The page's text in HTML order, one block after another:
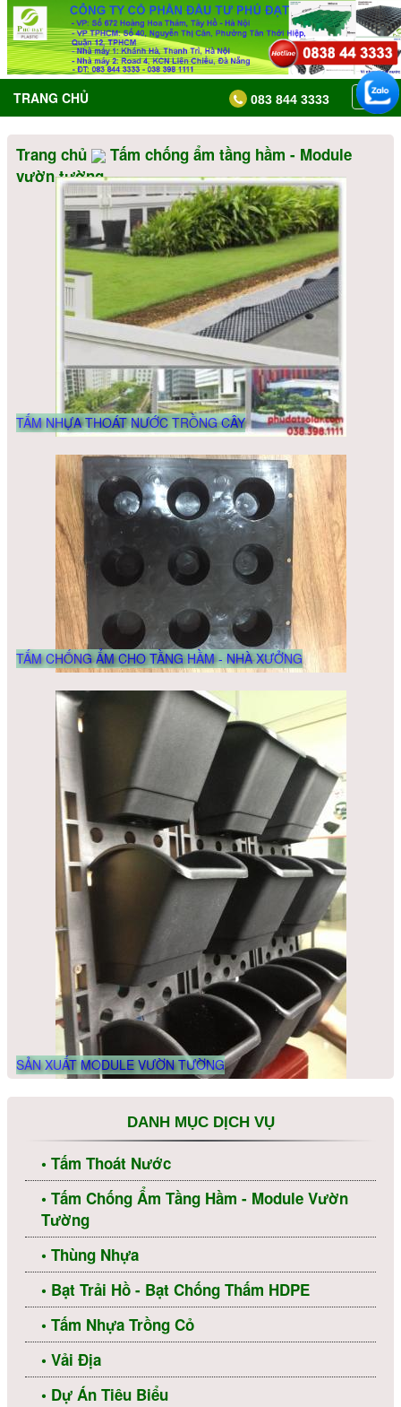
TRANG CHỦ 083 844 3333
chủ
Trang chủ
Tấm chống ẩm tầng hầm - Module
vườn tường
TẤM NHỰA THOÁT NƯỚC TRỒNG CÂY
TẤM CHỐNG ẨM CHO TẦNG HẦM - NHÀ XƯỞNG
SẢN XUẤT MODULE VƯỜN TƯỜNG
DANH MỤC DỊCH VỤ
• Tấm Thoát Nước
• Tấm Chống Ẩm Tầng Hầm - Module Vườn
Tường
• Thùng Nhựa
• Bạt Trải Hồ - Bạt Chống Thấm HDPE
• Tấm Nhựa Trồng Cỏ
• Vải Địa
• Dự Án Tiêu Biểu
Vải Địa Kỹ Thuật ART 9
Vải Địa Kỹ Thuật ART 8
Vải Địa Kỹ Thuật ART 7
Vải Địa Kỹ Thuật Dệt
Vỉ Nhựa Thoát Sàn Phú Đạt Plastic
Vải Địa Kỹ Thuật ART 12